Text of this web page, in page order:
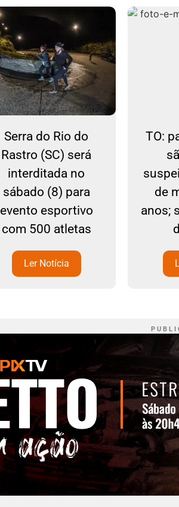
Serra do Rio do
Rastro (SC) será
interditada no
sábado (8) para
evento esportivo
com 500 atletas
Ler Notícia
TO:
de
anos;
P U B L I